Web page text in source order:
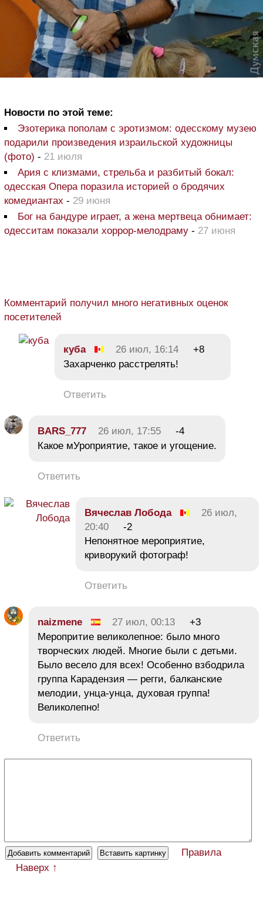
Новости по этой теме:
Эзотерика пополам с эротизмом: одесскому музею
подарили произведения израильской художницы
(фото) - 21 июля
Ария с клизмами, стрельба и разбитый бокал:
одесская Опера поразила историей о бродячих
комедиантах - 29 июня
Бог на бандуре играет, а жена мертвеца обнимает:
одесситам показали хоррор-мелодраму - 27 июня
Комментарий получил много негативных оценок
посетителей
куба 26 июл, 16:14
+8
Захарченко расстрелять!
Ответить
BARS_777 26 июл, 17:55
-4
Какое мУроприятие, такое и угощение.
Ответить
Вячеслав Лобода
26 июл,
20:40
-2
Непонятное мероприятие,
криворукий фотограф!
Ответить
naizmene 27 июл, 00:13
+3
Меропритие великолепное: было много
творческих людей. Многие были с детьми.
Было весело для всех! Особенно взбодрила
группа Карадензия — регги, балканские
мелодии, унца-унца, духовая группа!
Великолепно!
Ответить
Правила
Наверх ↑